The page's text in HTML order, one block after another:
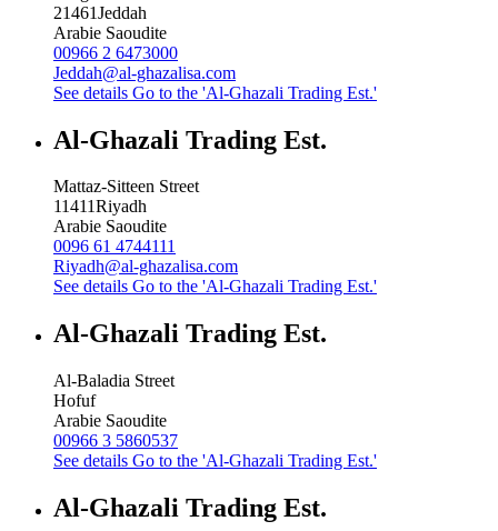
21461Jeddah
Arabie Saoudite
00966 2 6473000
Jeddah@al-ghazalisa.com
See details Go to the 'Al-Ghazali Trading Est.'
Al-Ghazali Trading Est.
Mattaz-Sitteen Street
11411Riyadh
Arabie Saoudite
0096 61 4744111
Riyadh@al-ghazalisa.com
See details Go to the 'Al-Ghazali Trading Est.'
Al-Ghazali Trading Est.
Al-Baladia Street
Hofuf
Arabie Saoudite
00966 3 5860537
See details Go to the 'Al-Ghazali Trading Est.'
Al-Ghazali Trading Est.